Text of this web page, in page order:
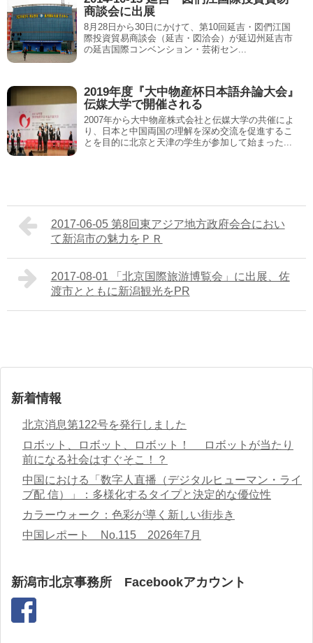
商談会に出展
8月28日から30日にかけて、第10回延吉・図們江国
際投資貿易商談会（延吉・図洽会）が延辺州延吉市
の延吉国際コンベンション・芸術セン...
2019年度『大中物産杯日本語弁論大会』
伝媒大学で開催される
2007年から大中物産株式会社と伝媒大学の共催によ
り、日本と中国両国の理解を深め交流を促進するこ
とを目的に北京と天津の学生が参加して始まった...
2017-06-05 第8回東アジア地方政府会合におい
て新潟市の魅力をＰＲ
2017-08-01 「北京国際旅游博覧会」に出展、佐
渡市とともに新潟観光をPR
新着情報
北京消息第122号を発行しました
ロボット、ロボット、ロボット！ ロボットが当たり
前になる社会はすぐそこ！？
中国における「数字人直播（デジタルヒューマン・ライ
ブ配 信）」：多様化するタイプと決定的な優位性
カラーウォーク：色彩が導く新しい街歩き
中国レポート No.115 2026年7月
新潟市北京事務所 Facebookアカウント